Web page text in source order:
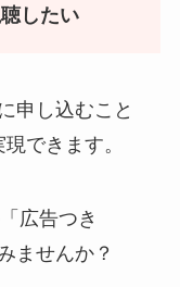
したい
申し込むこと
できます。
広告つき
ませんか？